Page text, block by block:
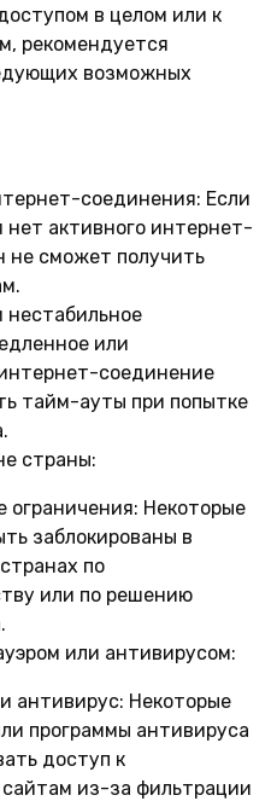
в целом или к
рекомендуется
возможных
соединения: Если
нет активного интернет-
не сможет получить
или
соединение
тайм-ауты при попытке
страны:
ограничения: Некоторые
заблокированы в
по
или по решению
или антивирусом:
антивирус: Некоторые
программы антивируса
доступ к
из-за фильтрации